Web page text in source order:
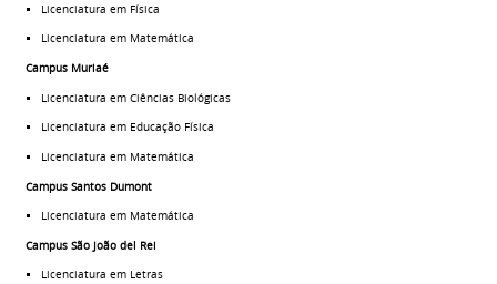
Licenciatura em Física
Licenciatura em Matemática
Campus Muriaé
Licenciatura em Ciências Biológicas
Licenciatura em Educação Física
Licenciatura em Matemática
Campus Santos Dumont
Licenciatura em Matemática
Campus São João del Rei
Licenciatura em Letras